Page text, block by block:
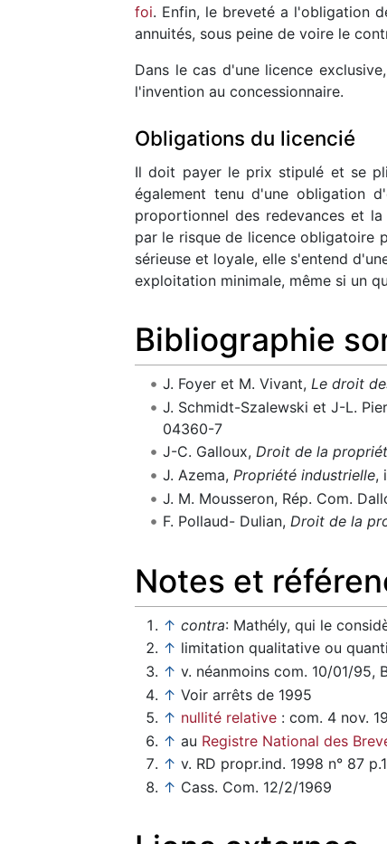
foi. Enfin, le breveté a l'obligation
annuités, sous peine de voire le
Dans le cas d'une licence
l'invention au concessionnaire.
Obligations du licencié
Il doit payer le prix stipulé et se
également tenu d'une obligation
proportionnel des redevances et
par le risque de licence obligatoire
sérieuse et loyale, elle s'entend
exploitation minimale, même si un
Bibliographie
J. Foyer et M. Vivant, Le droit
J. Schmidt-Szalewski et J-L.
04360-7
J-C. Galloux, Droit de la
J. Azema, Propriété industrielle,
J. M. Mousseron, Rép. Com.
F. Pollaud- Dulian, Droit de la
Notes et
↑ contra: Mathély, qui le
↑ limitation qualitative ou
↑ v. néanmoins com. 10/01/95,
↑ Voir arrêts de 1995
↑ nullité relative: com. 4 nov.
↑ au Registre National des
↑ v. RD propr.ind. 1998 n° 87
↑ Cass. Com. 12/2/1969